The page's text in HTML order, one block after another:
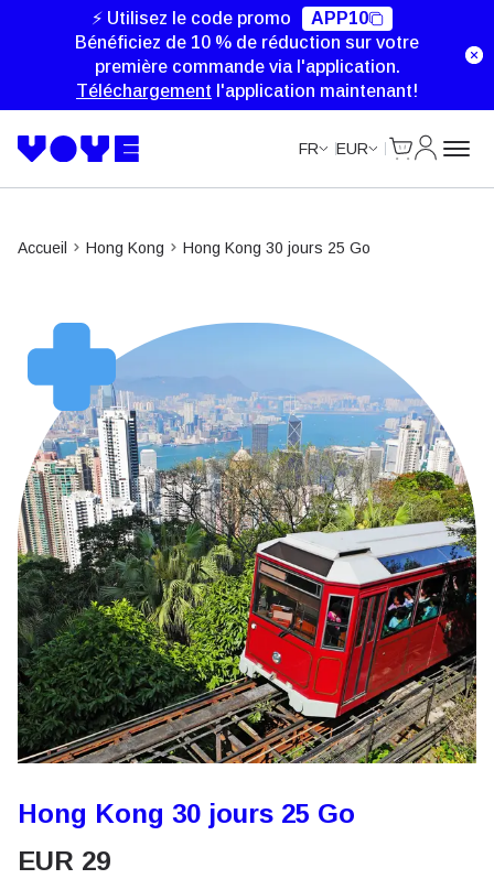
⚡ Utilisez le code promo
APP10
Bénéficiez de 10 % de réduction sur votre
première commande via l'application.
Téléchargement l'application maintenant!
FR EUR
Accueil Hong Kong Hong Kong 30 jours 25 Go
Hong Kong 30 jours 25 Go
EUR 29